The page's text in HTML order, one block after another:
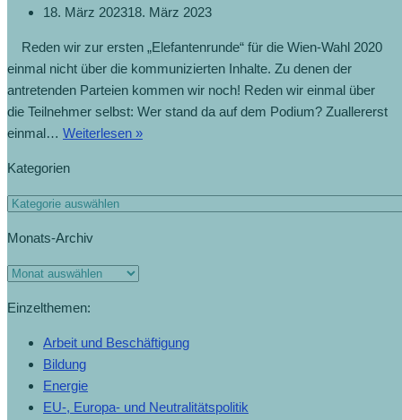
18. März 202318. März 2023
Reden wir zur ersten „Elefantenrunde“ für die Wien-Wahl 2020
einmal nicht über die kommunizierten Inhalte. Zu denen der
antretenden Parteien kommen wir noch! Reden wir einmal über
die Teilnehmer selbst: Wer stand da auf dem Podium? Zuallererst
einmal… Weiterlesen »Wahl
Elefantenrunde
Kategorien
Kategorien
Monats-Archiv
Monats-
Einzelthemen:
Arbeit und Beschäftigung
Bildung
Energie
EU-, Europa- und Neutralitätspolitik